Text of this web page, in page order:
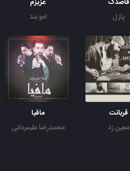
قاصدک
پازل
عزیزم
امو بند
قربانت
معین زد
مافیا
محمدرضا علیمردانی